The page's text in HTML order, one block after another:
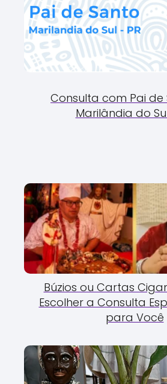
Consulta com Pai de
Marilândia do
Búzios ou Cartas
Escolher a Consulta
para Você